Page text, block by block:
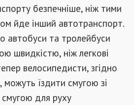
безпечніше, ніж тими
йде інший автотранспорт.
автобуси та тролейбуси
швидкістю, ніж легкові
велосипедисти, згідно
їздити смугою зі
для руху